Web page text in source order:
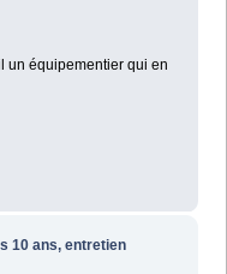
un équipementier qui en
10 ans, entretien